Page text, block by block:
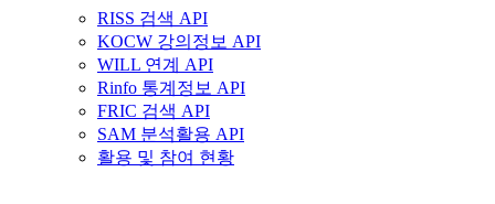
RISS 검색 API
KOCW 강의정보 API
WILL 연계 API
Rinfo 통계정보 API
FRIC 검색 API
SAM 분석활용 API
활용 및 참여 현황